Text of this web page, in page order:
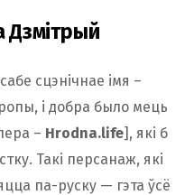
Дзмітрый
сцэнічнае імя –
і добра было мець
– Hrodna.life], які б
Такі персанаж, які
па-руску — гэта ўсё